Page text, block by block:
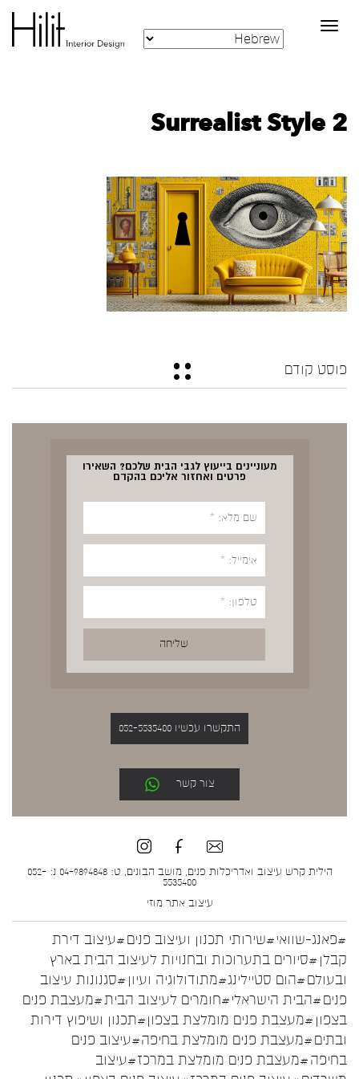
Toggle
navigation
Surrealist Style 2
פוסט קודם
מעוניינים בייעוץ לגבי הבית שלכם? השאירו
פרטים ואחזור אליכם בהקדם
התקשרו עכשיו 052-5535400
צור קשר
הילית קרש עיצוב ואדריכלות פנים, מושב הבונים, ט: 04-9894848 נ: 052-
5535400
עיצוב אתר מוזי
#פאנג-שוואי#שירותי תכנון ועיצוב פנים#עיצוב דירת
קבלן #סיורים בתערוכות ובחנויות לעיצוב הבית בארץ
ובעולם#הום סטיילינג#מתודולוגיה ועיון #סגנונות עיצוב
פנים#הבית הישראלי#חומרים לעיצוב הבית#מעצבת פנים
בצפון #מעצבת פנים מומלצת בצפון#תכנון ושיפוץ דירות
ובתים#מעצבת פנים מומלצת בחיפה#עיצוב פנים
בחיפה#מעצבת פנים מומלצת במרכז#עיצוב